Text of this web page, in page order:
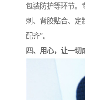
包装防护等环节。
刺、背胶贴合、定
配齐”。
四、用心，让一切